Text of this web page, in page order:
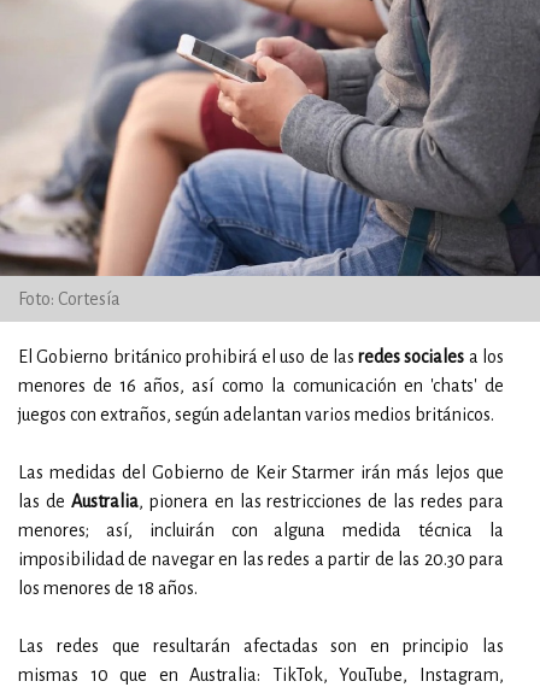
Foto: Cortesía
El Gobierno británico prohibirá el uso de las redes sociales a los
menores de 16 años, así como la comunicación en 'chats' de
juegos con extraños, según adelantan varios medios británicos.
Las medidas del Gobierno de Keir Starmer irán más lejos que
las de Australia, pionera en las restricciones de las redes para
menores; así, incluirán con alguna medida técnica la
imposibilidad de navegar en las redes a partir de las 20.30 para
los menores de 18 años.
Las redes que resultarán afectadas son en principio las
mismas 10 que en Australia: TikTok, YouTube, Instagram,